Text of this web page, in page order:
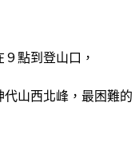
點到登山口，
山西北峰，最困難的